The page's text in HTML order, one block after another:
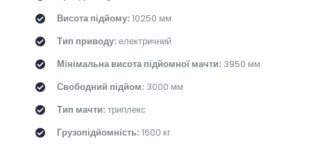
Висота підйому: 10250 мм
Тип приводу: електричний
Мінімальна висота підйомної мачти: 3950 мм
Свободний підйом: 3000 мм
Тип мачти: триплекс
Грузопідйомність: 1600 кг